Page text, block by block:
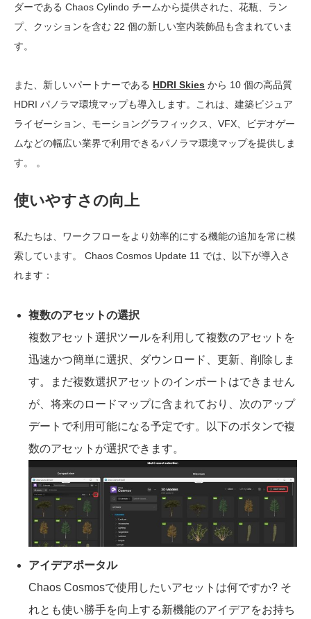
ダーである Chaos Cylindo チームから提供された、花瓶、ラン
プ、クッションを含む 22 個の新しい室内装飾品も含まれていま
す。
また、新しいパートナーである HDRI Skies から 10 個の高品質
HDRI パノラマ環境マップも導入します。これは、建築ビジュア
ライゼーション、モーショングラフィックス、VFX、ビデオゲー
ムなどの幅広い業界で利用できるパノラマ環境マップを提供しま
す。 。
使いやすさの向上
私たちは、ワークフローをより効率的にする機能の追加を常に模
索しています。 Chaos Cosmos Update 11 では、以下が導入さ
れます：
複数のアセットの選択
複数アセット選択ツールを利用して複数のアセットを
迅速かつ簡単に選択、ダウンロード、更新、削除しま
す。まだ複数選択アセットのインポートはできません
が、将来のロードマップに含まれており、次のアップ
デートで利用可能になる予定です。以下のボタンで複
数のアセットが選択できます。
アイデアポータル
Chaos Cosmosで使用したいアセットは何ですか? そ
れとも使い勝手を向上する新機能のアイデアをお持ち